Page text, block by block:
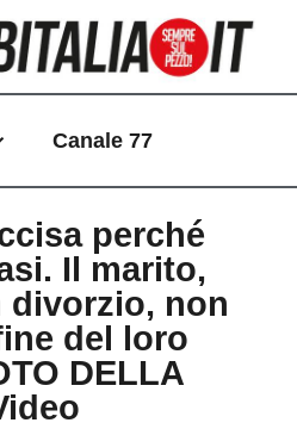
Canale 77
perché
Il marito,
divorzio, non
del loro
DELLA